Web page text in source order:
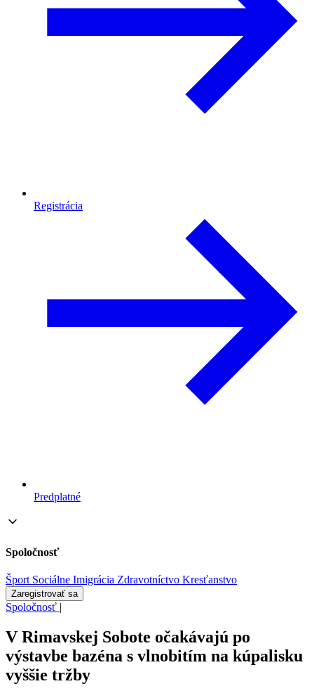
Registrácia
Predplatné
Spoločnosť
Šport Sociálne Imigrácia Zdravotníctvo Kresťanstvo
Zaregistrovať sa
Spoločnosť |
V Rimavskej Sobote očakávajú po
výstavbe bazéna s vlnobitím na kúpalisku
vyššie tržby